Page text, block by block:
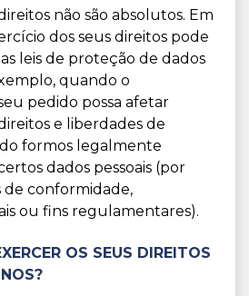
não são absolutos. Em
dos seus direitos pode
leis de proteção de dados
quando o
pedido possa afetar
e liberdades de
formos legalmente
dados pessoais (por
de conformidade,
ou fins regulamentares).
OS SEUS DIREITOS